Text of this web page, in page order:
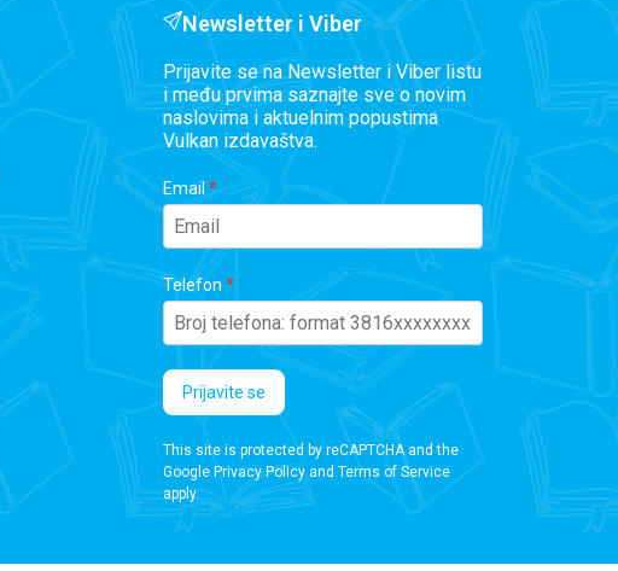
Newsletter i Viber
Prijavite se na Newsletter i Viber listu
i među prvima saznajte sve o novim
naslovima i aktuelnim popustima
Vulkan izdavaštva.
Email
Telefon
Prijavite se
This site is protected by reCAPTCHA and the
Google Privacy Policyand Terms of Service
apply.